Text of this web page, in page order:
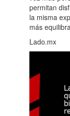
permitan
la misma
más
Lado.mx